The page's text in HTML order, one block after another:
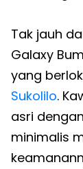
Tak jauh
Galaxy
yang
Sukolilo.
asri
minimalis